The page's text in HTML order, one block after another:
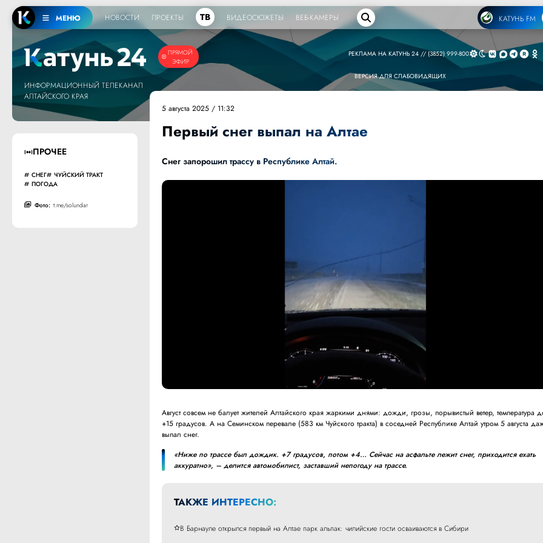
МЕНЮ НОВОСТИ ПРОЕКТЫ ТВ ВИДЕОСЮЖЕТЫ ВЕБ-КАМЕРЫ КАТУНЬ FM
ПРЯМОЙ
ЭФИР
ИНФОРМАЦИОННЫЙ ТЕЛЕКАНАЛ
АЛТАЙСКОГО КРАЯ
РЕКЛАМА НА КАТУНЬ 24 // (3852) 999-800
ВЕРСИЯ ДЛЯ СЛАБОВИДЯЩИХ
ПРОЧЕЕ
СНЕГ
ЧУЙСКИЙ ТРАКТ
ПОГОДА
Фото: t.me/solundar
5 августа 2025 / 11:32
Первый снег выпал на Алтае
Снег запорошил трассу в Республике Алтай.
Август совсем не балует жителей Алтайского края жаркими днями: дожди, грозы, порывистый ветер, температура
+15 градусов. А на Семинском перевале (583 км Чуйского тракта) в соседней Республике Алтай утром 5 августа
выпал снег.
«Ниже по трассе был дождик. +7 градусов, потом +4… Сейчас на асфальте лежит снег, приходится ехать
аккуратно», – делится автомобилист, заставший непогоду на трассе.
ТАКЖЕ ИНТЕРЕСНО:
В Барнауле открылся первый на Алтае парк альпак: чилийские гости осваиваются в Сибири